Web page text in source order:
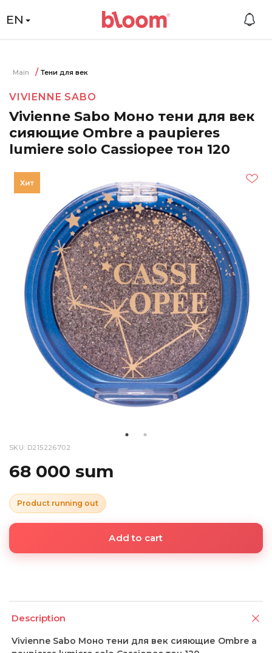
EN
Main Тени для век
VIVIENNE SABO
Vivienne Sabo Моно тени для век
сияющие Ombre a paupieres
lumiere solo Cassiopee тон 120
SKU: D215226702
68 000 sum
Product running out
Add to cart
Description
Vivienne Sabo Моно тени для век сияющие Ombre a